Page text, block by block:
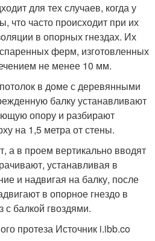
для тех случаев, когда у
что часто происходит при их
в опорных гнездах. Их
ферм, изготовленных
не менее 10 мм.
в доме с деревянными
балку устанавливают
опору и разбирают
на 1,5 метра от стены.
а в проем вертикально вводят
устанавливая в
и надвигая на балку, после
в опорное гнездо в
с балкой гвоздями.
протеза Источник i.ibb.co